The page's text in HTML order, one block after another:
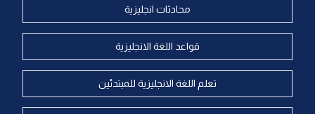
محادثات انجليزية
قواعد اللغة الانجليزية
تعلم اللغة الانجليزية للمبتدئين